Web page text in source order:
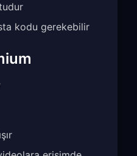
kodu gerekebilir